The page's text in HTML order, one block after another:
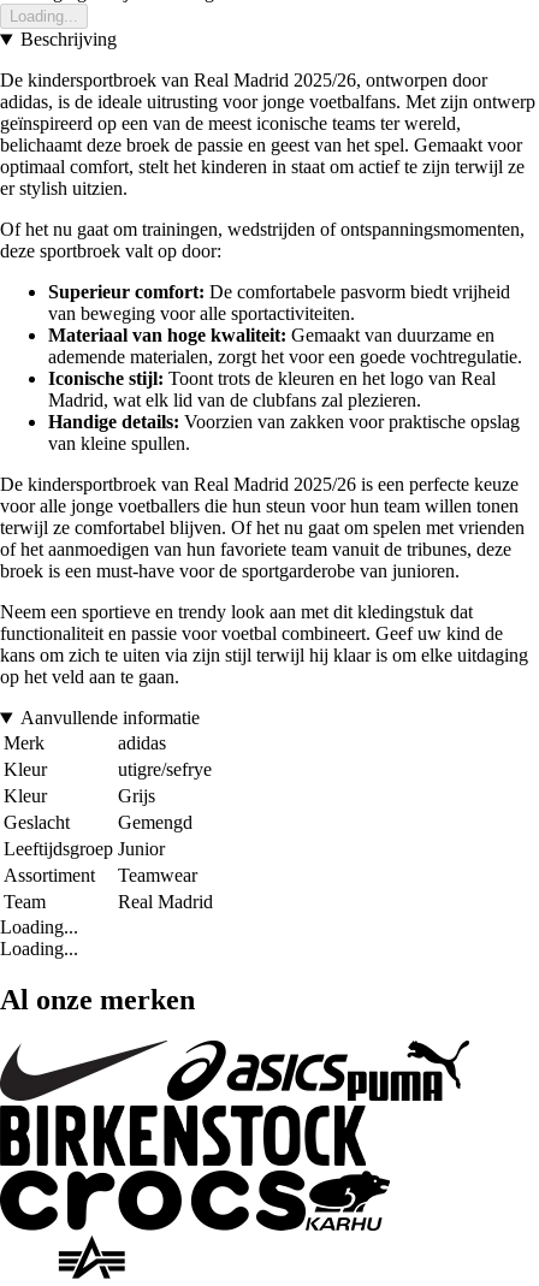
Loading...
Beschrijving
De kindersportbroek van Real Madrid 2025/26, ontworpen door
adidas, is de ideale uitrusting voor jonge voetbalfans. Met zijn ontwerp
geïnspireerd op een van de meest iconische teams ter wereld,
belichaamt deze broek de passie en geest van het spel. Gemaakt voor
optimaal comfort, stelt het kinderen in staat om actief te zijn terwijl ze
er stylish uitzien.
Of het nu gaat om trainingen, wedstrijden of ontspanningsmomenten,
deze sportbroek valt op door:
Superieur comfort: De comfortabele pasvorm biedt vrijheid
van beweging voor alle sportactiviteiten.
Materiaal van hoge kwaliteit: Gemaakt van duurzame en
ademende materialen, zorgt het voor een goede vochtregulatie.
Iconische stijl: Toont trots de kleuren en het logo van Real
Madrid, wat elk lid van de clubfans zal plezieren.
Handige details: Voorzien van zakken voor praktische opslag
van kleine spullen.
De kindersportbroek van Real Madrid 2025/26 is een perfecte keuze
voor alle jonge voetballers die hun steun voor hun team willen tonen
terwijl ze comfortabel blijven. Of het nu gaat om spelen met vrienden
of het aanmoedigen van hun favoriete team vanuit de tribunes, deze
broek is een must-have voor de sportgarderobe van junioren.
Neem een sportieve en trendy look aan met dit kledingstuk dat
functionaliteit en passie voor voetbal combineert. Geef uw kind de
kans om zich te uiten via zijn stijl terwijl hij klaar is om elke uitdaging
op het veld aan te gaan.
Aanvullende informatie
Merk
adidas
Kleur
utigre/sefrye
Kleur
Grijs
Geslacht
Gemengd
Leeftijdsgroep Junior
Assortiment
Teamwear
Team
Real Madrid
Loading...
Loading...
Al onze merken